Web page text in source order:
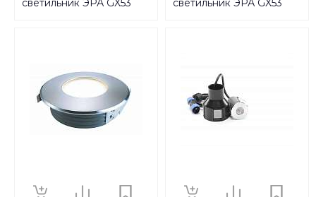
светильник ЭРА GX53
светильник ЭРА GX53